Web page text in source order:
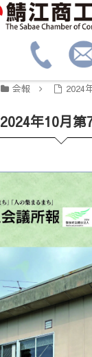
会報 2024
2024年10月第